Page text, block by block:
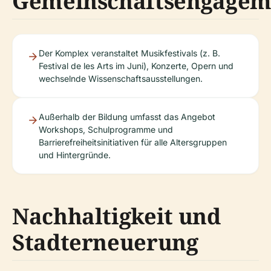
Der Komplex veranstaltet Musikfestivals (z. B.
Festival de les Arts im Juni), Konzerte, Opern und
wechselnde Wissenschaftsausstellungen.
Außerhalb der Bildung umfasst das Angebot
Workshops, Schulprogramme und
Barrierefreiheitsinitiativen für alle Altersgruppen
und Hintergründe.
Nachhaltigkeit und
Stadterneuerung